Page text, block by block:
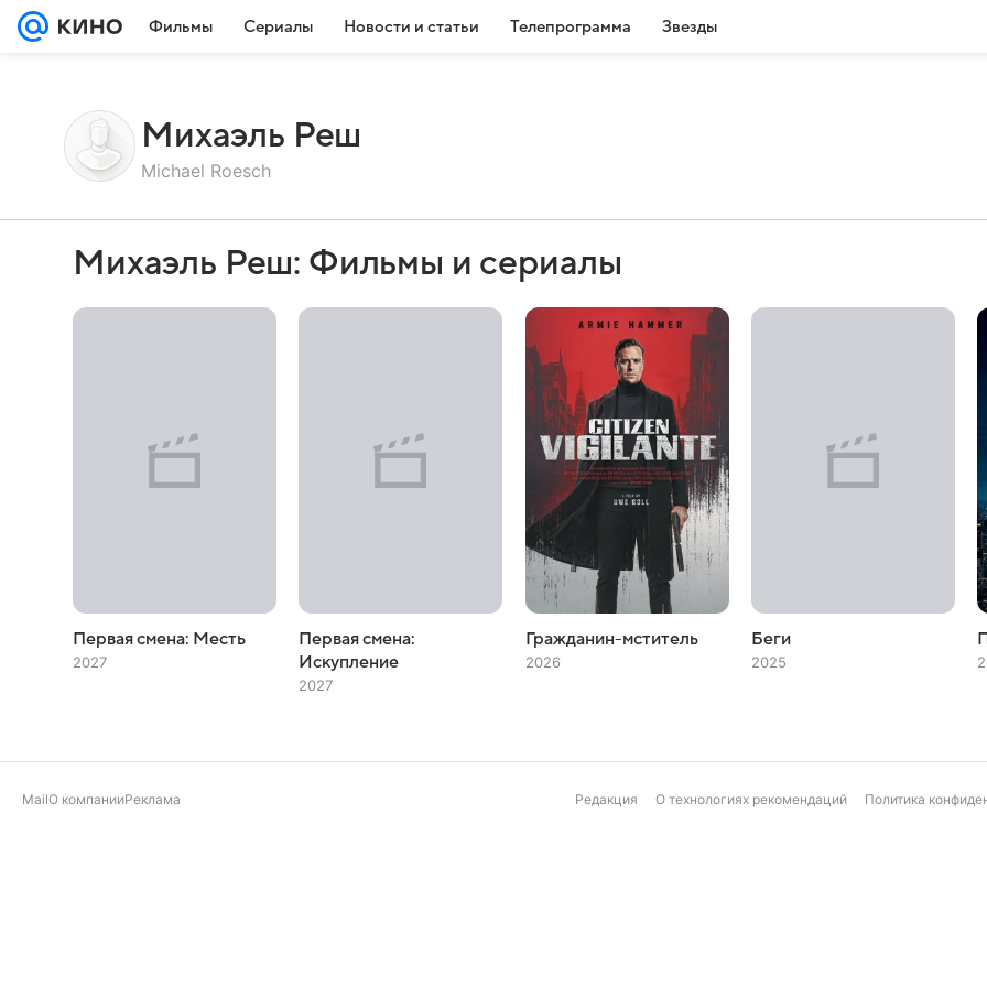
Фильмы Сериалы Новости и статьи Телепрограмма Звезды
Михаэль Реш
Michael Roesch
Михаэль Реш: Фильмы и сериалы
Первая смена: Месть
2027
Первая смена:
Искупление
2027
Гражданин-мститель
2026
Беги
2025
MailО компанииРеклама Редакция О технологиях рекомендаций Политика